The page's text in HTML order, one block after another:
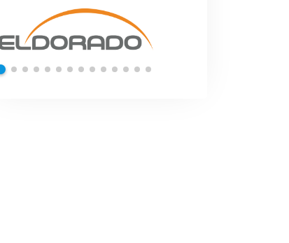
Shell